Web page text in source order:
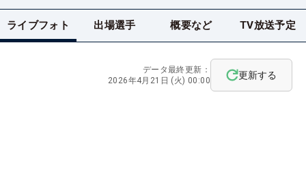
ライブフォト 出場選手 概要など TV放送予定
データ最終更新：
2026年4月21日 (火) 00:00
更新する